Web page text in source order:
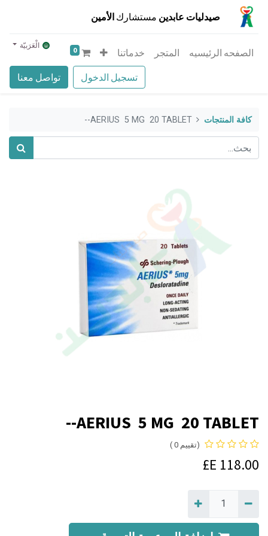
صيدليات عابدين مستشارك الأمين
تسجيل الدخول تواصل معنا
الصفحه الرئيسيه المتجر خدماتنا 0 الْعَرَبيّة
كافة المنتجات AERIUS 5 MG 20 TABLET--
AERIUS 5 MG 20 TABLET--
(تقييم 0 )
118.00